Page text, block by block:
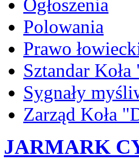
Ogłoszenia
Polowania
Prawo
Sztandar
Sygnały
Zarząd Koła
JARMARK